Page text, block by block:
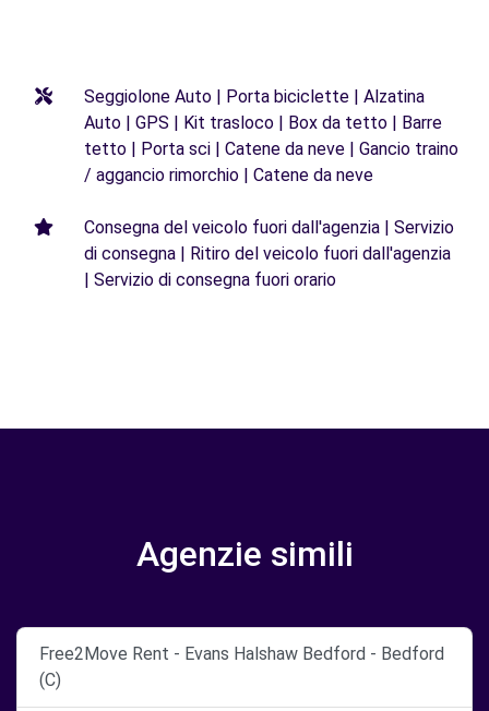
Seggiolone Auto | Porta biciclette | Alzatina
Auto | GPS | Kit trasloco | Box da tetto | Barre
tetto | Porta sci | Catene da neve | Gancio traino
/ aggancio rimorchio | Catene da neve
Consegna del veicolo fuori dall'agenzia | Servizio
di consegna | Ritiro del veicolo fuori dall'agenzia
| Servizio di consegna fuori orario
Agenzie simili
Free2Move Rent - Evans Halshaw Bedford - Bedford
(C)